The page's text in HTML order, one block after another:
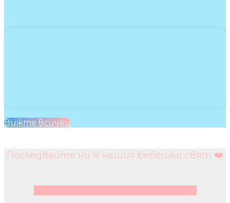
Вижте всички
Последвайте ни в нашия бебешки свят ❤️